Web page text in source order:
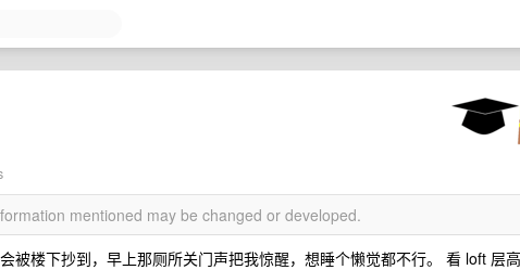
mentioned may be changed or developed.
被楼下抄到，早上那厕所关门声把我惊醒，想睡个懒觉都不行。 看 loft 层高